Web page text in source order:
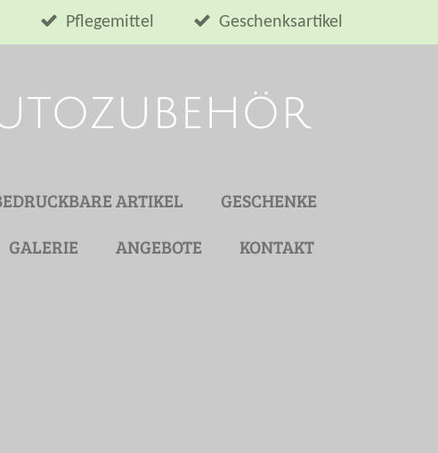
Pflegemittel Geschenksartikel
ARTIKEL
GESCHENKE
GALERIE ANGEBOTE
KONTAKT